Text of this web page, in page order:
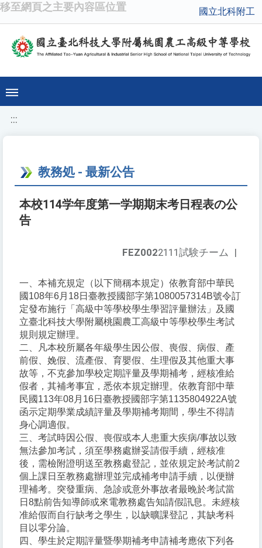
移至網頁之主要內容區位置 國立北科附工
:::
教務処 - 最新公告
本校114学年度第一学期期末考日程表の公
告
FEZ0022111試験チーム |
一、本補充規定（以下簡稱本規定）依教育部中華民
國108年6月18日臺教授國部字第1080057314B號令訂
定發布施行「高級中等學校學生學習評量辦法」及國
立臺北科技大學附屬桃園農工高級中等學校學生考試
規則規定辦理。
二、凡本校所屬各年級學生因公假、喪假、病假、產
前假、娩假、流產假、育嬰假、生理假及其他重大事
故等，不克參加學校定期評量及學期補考，經核准給
假者，其補考事宜，悉依本規定辦理。依教育部中華
民國113年08月16日臺教授國部字第1135804922A號
函示定期學業成績評量及學期補考期間，學生不得請
身心調適假。
三、考試時因公假、喪假或本人患重大疾病/事故以致
無法參加考試，須至學務處辦妥請假手續，經核准
後，需檢附證明送至教務處登記，並依規定於考試前2
個上課日至教務處辦理並完成補考申請手續，以便辦
理補考。突發重病、急診或意外事故者最晚於考試當
日8點前告知導師或來電教務處告知請假訊息。未經核
准給假而自行缺考之學生，以缺曠課登記，其缺考科
目以零分論。
四、學生於定期評量暨學期補考申請補考應依下列各